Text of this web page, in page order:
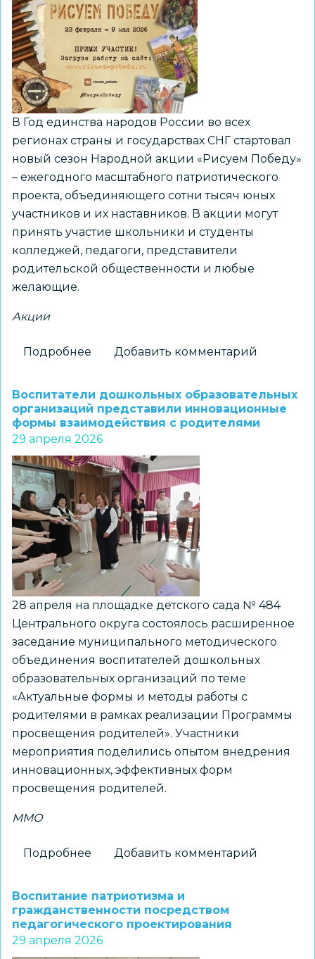
участие
в
международной
научно-
просветительской
экспедиции
«Ледокол
знаний»
В Год единства народов России во всех
регионах страны и государствах СНГ стартовал
новый сезон Народной акции «Рисуем Победу»
– ежегодного масштабного патриотического
проекта, объединяющего сотни тысяч юных
участников и их наставников. В акции могут
принять участие школьники и студенты
колледжей, педагоги, представители
родительской общественности и любые
желающие.
Акции
Подробнее
школьников
и
педагогов
приглашают
принять
участие
в
акции
Добавить комментарий
Воспитатели дошкольных образовательных
организаций представили инновационные
формы взаимодействия с родителями
29 апреля 2026
28 апреля на площадке детского сада № 484
Центрального округа состоялось расширенное
заседание муниципального методического
объединения воспитателей дошкольных
образовательных организаций по теме
«Актуальные формы и методы работы с
родителями в рамках реализации Программы
просвещения родителей». Участники
мероприятия поделились опытом внедрения
инновационных, эффективных форм
просвещения родителей.
ММО
Подробнее
образовательных
организаций
представили
Добавить комментарий
Воспитание патриотизма и
гражданственности посредством
педагогического проектирования
29 апреля 2026